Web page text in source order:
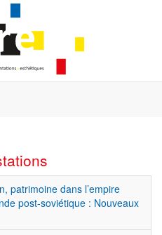
patrimoine dans l’empire
post-soviétique : Nouveaux